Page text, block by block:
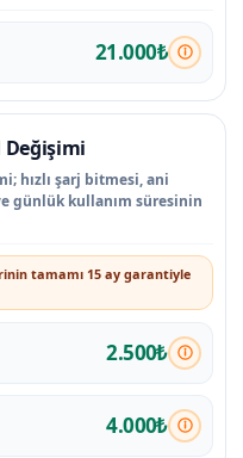
21.000₺
Değişimi
hızlı şarj bitmesi, ani
günlük kullanım süresinin
tamamı 15 ay garantiyle
2.500₺
4.000₺